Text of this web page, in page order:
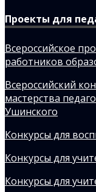
Проекты для
Всероссийское
работников
Всероссийский
мастерства
Ушинского
Конкурсы для
Конкурсы для
Конкурсы для